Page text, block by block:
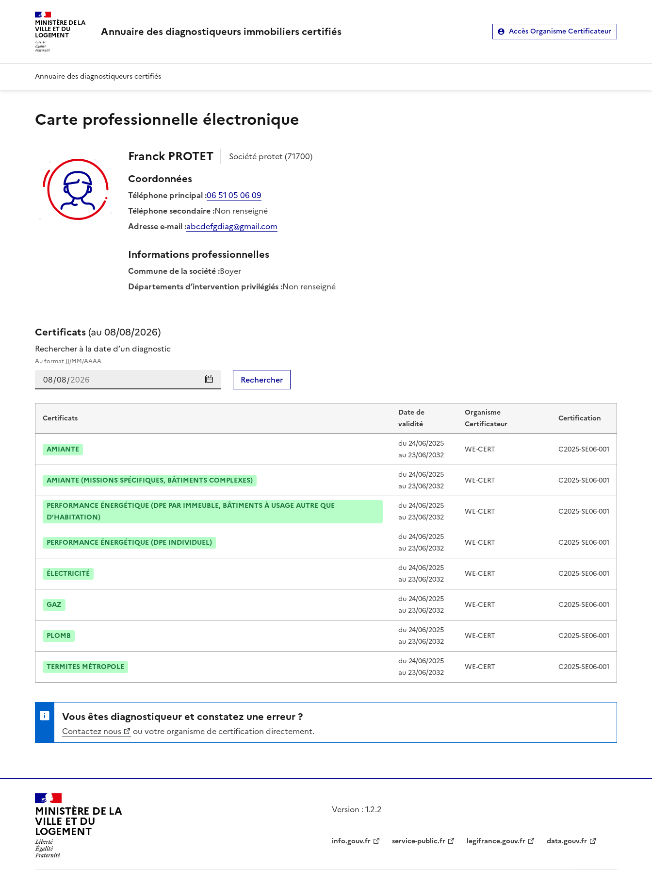
MINISTÈRE DE LA
VILLE ET DU
LOGEMENT Annuaire des diagnostiqueurs immobiliers certifiés Accès Organisme Certificateur
Annuaire des diagnostiqueurs certifiés
Carte professionnelle électronique
Franck PROTET Société protet (71700)
Coordonnées
Téléphone principal:06 51 05 06 09
Téléphone secondaire:Non renseigné
Adresse e-mail:abcdefgdiag@gmail.com
Informations professionnelles
Commune de la société:Boyer
Départements d’intervention privilégiés:Non renseigné
Certificats(au 08/08/2026)
Rechercher à la date d’un diagnostic
Au format JJ/MM/AAAA
Rechercher
Certificats
Date de
validité
Organisme
Certificateur
Certification
AMIANTE
du 24/06/2025
au 23/06/2032
WE-CERT C2025-SE06-001
AMIANTE (MISSIONS SPÉCIFIQUES, BÂTIMENTS COMPLEXES)
du 24/06/2025
au 23/06/2032
WE-CERT C2025-SE06-001
PERFORMANCE ÉNERGÉTIQUE (DPE PAR IMMEUBLE, BÂTIMENTS À USAGE AUTRE QUE
D’HABITATION)
du 24/06/2025
au 23/06/2032
WE-CERT C2025-SE06-001
PERFORMANCE ÉNERGÉTIQUE (DPE INDIVIDUEL)
du 24/06/2025
au 23/06/2032
WE-CERT C2025-SE06-001
ÉLECTRICITÉ
du 24/06/2025
au 23/06/2032
WE-CERT C2025-SE06-001
GAZ
du 24/06/2025
au 23/06/2032
WE-CERT C2025-SE06-001
PLOMB
du 24/06/2025
au 23/06/2032
WE-CERT C2025-SE06-001
TERMITES MÉTROPOLE
du 24/06/2025
au 23/06/2032
WE-CERT C2025-SE06-001
Vous êtes diagnostiqueur et constatez une erreur ?
Contactez nous ou votre organisme de certification directement.
MINISTÈRE DE LA
VILLE ET DU
LOGEMENT
Version : 1.2.2
info.gouv.fr service-public.fr legifrance.gouv.fr data.gouv.fr